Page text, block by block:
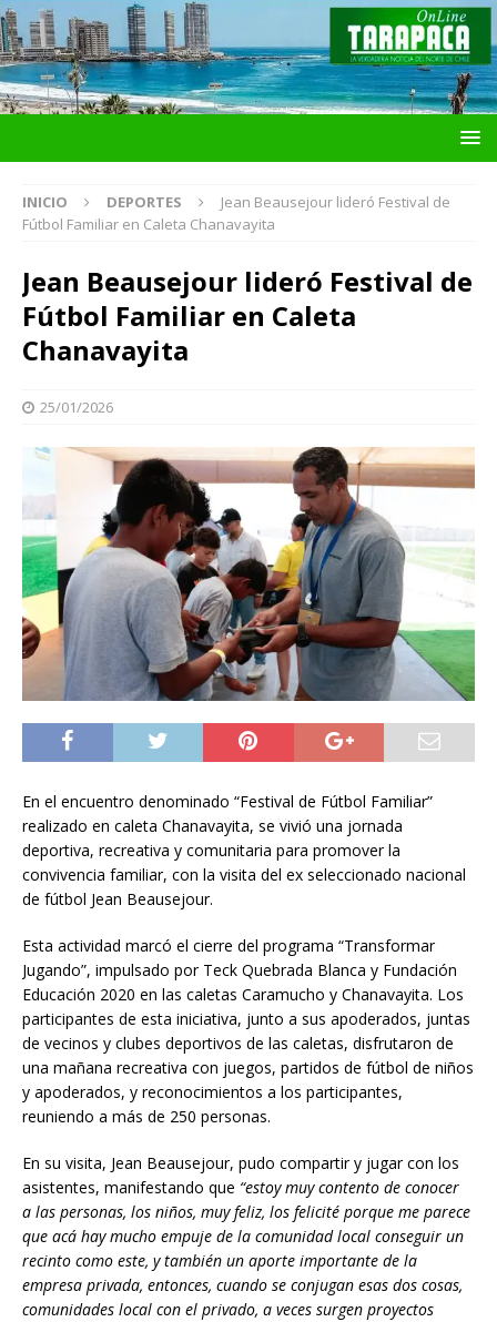
INICIO DEPORTES
Jean Beausejour lideró Festival de
Fútbol Familiar en Caleta Chanavayita
Jean Beausejour lideró Festival de
Fútbol Familiar en Caleta
Chanavayita
25/01/2026
En el encuentro denominado “Festival de Fútbol Familiar”
realizado en caleta Chanavayita, se vivió una jornada
deportiva, recreativa y comunitaria para promover la
convivencia familiar, con la visita del ex seleccionado nacional
de fútbol Jean Beausejour.
Esta actividad marcó el cierre del programa “Transformar
Jugando”, impulsado por Teck Quebrada Blanca y Fundación
Educación 2020 en las caletas Caramucho y Chanavayita. Los
participantes de esta iniciativa, junto a sus apoderados, juntas
de vecinos y clubes deportivos de las caletas, disfrutaron de
una mañana recreativa con juegos, partidos de fútbol de niños
y apoderados, y reconocimientos a los participantes,
reuniendo a más de 250 personas.
En su visita, Jean Beausejour, pudo compartir y jugar con los
asistentes, manifestando que “estoy muy contento de conocer
a las personas, los niños, muy feliz, los felicité porque me parece
que acá hay mucho empuje de la comunidad local conseguir un
recinto como este, y también un aporte importante de la
empresa privada, entonces, cuando se conjugan esas dos cosas,
comunidades local con el privado, a veces surgen proyectos